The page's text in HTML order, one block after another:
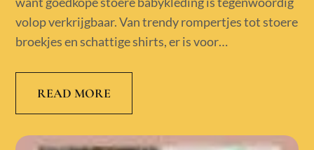
volop verkrijgbaar. Van trendy rompertjes tot stoere
broekjes en schattige shirts, er is voor…
READ MORE